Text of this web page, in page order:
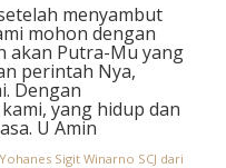
menyambut
mohon dengan
akan Putra-Mu yang
perintah Nya,
Dengan
yang hidup dan
U Amin
Sigit Winarno SCJ dari